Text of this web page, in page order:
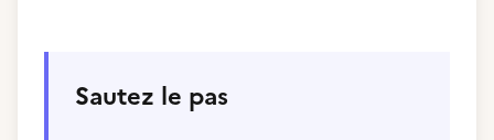
Sautez le pas